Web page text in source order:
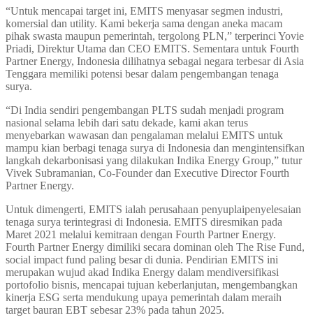
“Untuk mencapai target ini, EMITS menyasar segmen industri,
komersial dan utility. Kami bekerja sama dengan aneka macam
pihak swasta maupun pemerintah, tergolong PLN,” terperinci Yovie
Priadi, Direktur Utama dan CEO EMITS. Sementara untuk Fourth
Partner Energy, Indonesia dilihatnya sebagai negara terbesar di Asia
Tenggara memiliki potensi besar dalam pengembangan tenaga
surya.
“Di India sendiri pengembangan PLTS sudah menjadi program
nasional selama lebih dari satu dekade, kami akan terus
menyebarkan wawasan dan pengalaman melalui EMITS untuk
mampu kian berbagi tenaga surya di Indonesia dan mengintensifkan
langkah dekarbonisasi yang dilakukan Indika Energy Group,” tutur
Vivek Subramanian, Co-Founder dan Executive Director Fourth
Partner Energy.
Untuk dimengerti, EMITS ialah perusahaan penyuplaipenyelesaian
tenaga surya terintegrasi di Indonesia. EMITS diresmikan pada
Maret 2021 melalui kemitraan dengan Fourth Partner Energy.
Fourth Partner Energy dimiliki secara dominan oleh The Rise Fund,
social impact fund paling besar di dunia. Pendirian EMITS ini
merupakan wujud akad Indika Energy dalam mendiversifikasi
portofolio bisnis, mencapai tujuan keberlanjutan, mengembangkan
kinerja ESG serta mendukung upaya pemerintah dalam meraih
target bauran EBT sebesar 23% pada tahun 2025.